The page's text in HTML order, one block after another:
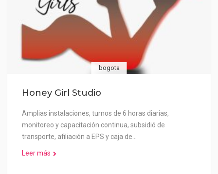
bogota
Honey Girl Studio
Amplias instalaciones, turnos de 6 horas diarias,
monitoreo y capacitación continua, subsidió de
transporte, afiliación a EPS y caja de…
Leer más